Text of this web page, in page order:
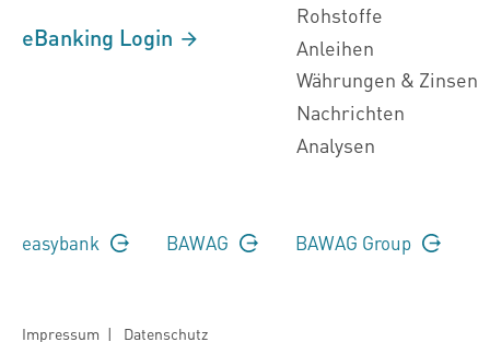
eBanking Login
Rohstoffe
Anleihen
Währungen & Zinsen
Nachrichten
Analysen
easybank BAWAG BAWAG Group
Impressum | Datenschutz